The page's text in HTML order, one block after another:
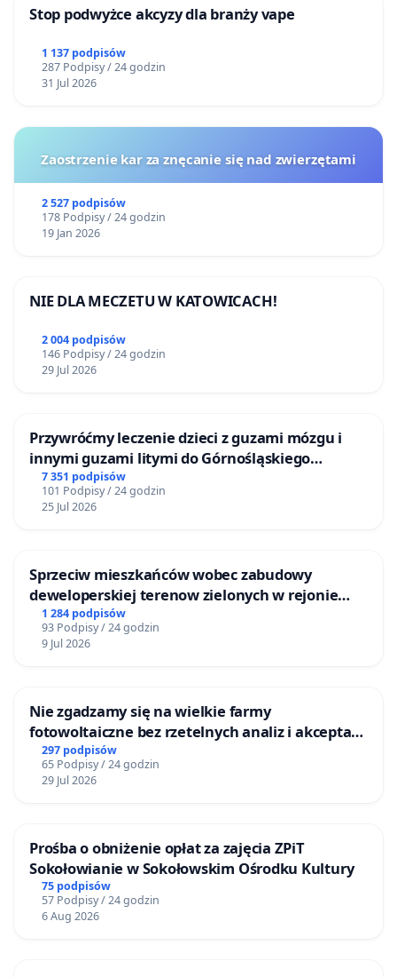
Stop podwyżce akcyzy dla branży vape
1 137 podpisów
287 Podpisy / 24 godzin
31 Jul 2026
Zaostrzenie kar za znęcanie się nad zwierzętami
2 527 podpisów
178 Podpisy / 24 godzin
19 Jan 2026
NIE DLA MECZETU W KATOWICACH!
2 004 podpisów
146 Podpisy / 24 godzin
29 Jul 2026
Przywróćmy leczenie dzieci z guzami mózgu i
innymi guzami litymi do Górnośląskiego
Centrum Zdrowia Dziecka w Katowicach
7 351 podpisów
101 Podpisy / 24 godzin
25 Jul 2026
Sprzeciw mieszkańców wobec zabudowy
deweloperskiej terenow zielonych w rejonie
Bulwarów Straceńskich w Bielsku-Białej
1 284 podpisów
93 Podpisy / 24 godzin
9 Jul 2026
Nie zgadzamy się na wielkie farmy
fotowoltaiczne bez rzetelnych analiz i akceptacji
mieszkańców
297 podpisów
65 Podpisy / 24 godzin
29 Jul 2026
Prośba o obniżenie opłat za zajęcia ZPiT
Sokołowianie w Sokołowskim Ośrodku Kultury
75 podpisów
57 Podpisy / 24 godzin
6 Aug 2026